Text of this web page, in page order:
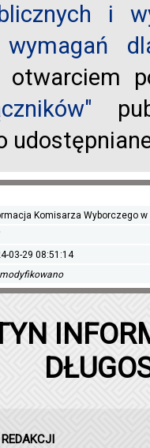
i
wymagań
otwarciem
Komisarza Wyborczego w
03-29 08:51:14